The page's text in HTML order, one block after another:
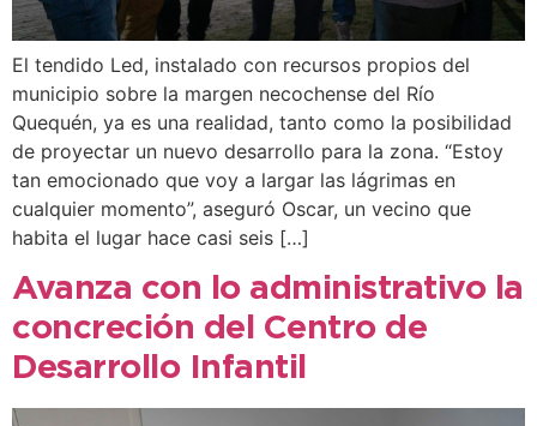
El tendido Led, instalado con recursos propios del
municipio sobre la margen necochense del Río
Quequén, ya es una realidad, tanto como la posibilidad
de proyectar un nuevo desarrollo para la zona. “Estoy
tan emocionado que voy a largar las lágrimas en
cualquier momento”, aseguró Oscar, un vecino que
habita el lugar hace casi seis […]
Avanza con lo administrativo la
concreción del Centro de
Desarrollo Infantil